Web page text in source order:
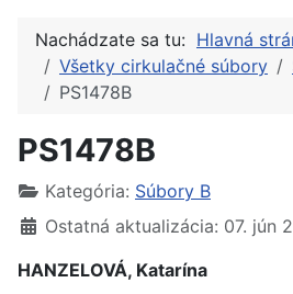
Nachádzate sa tu: Hlavná
Všetky cirkulačné súbory
PS1478B
PS1478B
Kategória: Súbory B
Ostatná aktualizácia: 07. jún
HANZELOVÁ, Katarína